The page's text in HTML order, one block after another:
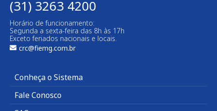
(31) 3263 4200
Horário de funcionamento:
Segunda a sexta-feira das 8h às 17h
Exceto feriados nacionais e locais.
crc@fiemg.com.br
Conheça o Sistema
Fale Conosco